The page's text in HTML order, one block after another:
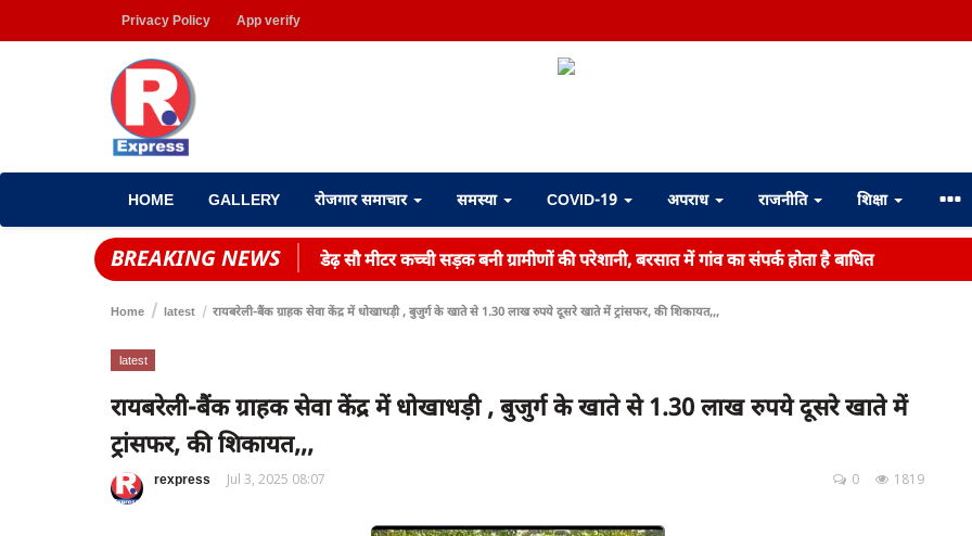
Privacy Policy App verify
HOME GALLERY रोजगार समाचार समस्या COVID-19 अपराध राजनीति शिक्षा
BREAKING NEWS डेढ़ सौ मीटर कच्ची सड़क बनी ग्रामीणों की परेशानी, बरसात में गांव का संपर्क होता है बाधित
Home latest रायबरेली-बैंक ग्राहक सेवा केंद्र में धोखाधड़ी , बुजुर्ग के खाते से 1.30 लाख रुपये दूसरे खाते में ट्रांसफर, की शिकायत,,,
latest
रायबरेली-बैंक ग्राहक सेवा केंद्र में धोखाधड़ी , बुजुर्ग के खाते से 1.30 लाख रुपये दूसरे खाते में
ट्रांसफर, की शिकायत,,,
rexpress Jul 3, 2025 08:07 1819
0